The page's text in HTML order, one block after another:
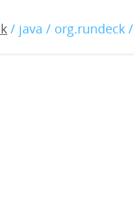
/ java / org.rundeck /